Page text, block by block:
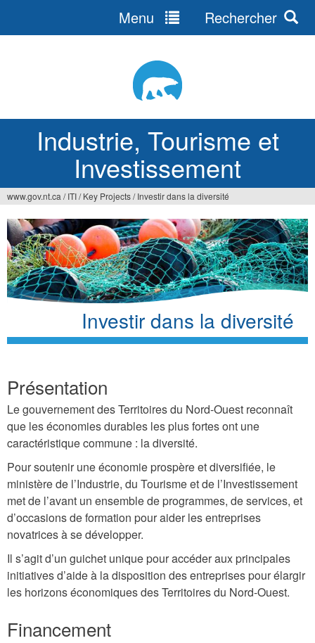
Industrie, Tourisme et
Investissement
Menu Rechercher
Vous
êtes
ici
www.gov.nt.ca / ITI/ Key Projects/ Investir dans la diversité
Investir dans la diversité
Présentation
Le gouvernement des Territoires du Nord-Ouest reconnaît
que les économies durables les plus fortes ont une
caractéristique commune : la diversité.
Pour soutenir une économie prospère et diversifiée, le
ministère de l’Industrie, du Tourisme et de l’Investissement
met de l’avant un ensemble de programmes, de services, et
d’occasions de formation pour aider les entreprises
novatrices à se développer.
Il s’agit d’un guichet unique pour accéder aux principales
initiatives d’aide à la disposition des entreprises pour élargir
les horizons économiques des Territoires du Nord-Ouest.
Financement